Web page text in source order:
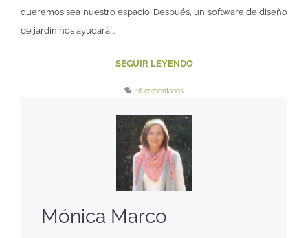
queremos sea nuestro espacio. Después, un software de diseño
de jardín nos ayudará …
SEGUIR LEYENDO
16 comentarios
Mónica Marco